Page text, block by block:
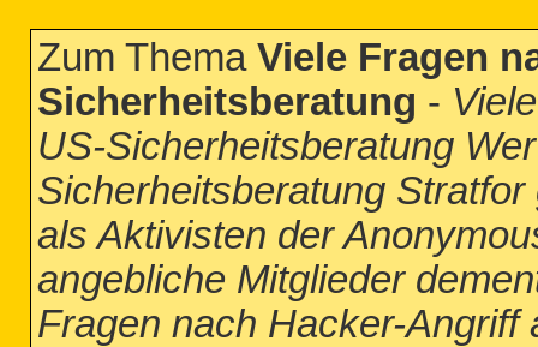
Zum Thema Viele Fragen
Sicherheitsberatung -
US-Sicherheitsberatung
Sicherheitsberatung
als Aktivisten der
angebliche Mitglieder
Fragen nach Hacker-